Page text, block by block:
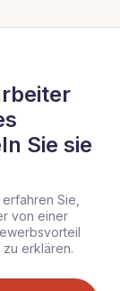
Sie sie
Sie,
von einer
erklären.